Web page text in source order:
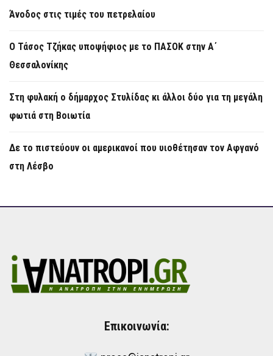
Άνοδος στις τιμές του πετρελαίου
Ο Τάσος Τζήκας υποψήφιος με το ΠΑΣΟΚ στην Α΄
Θεσσαλονίκης
Στη φυλακή ο δήμαρχος Στυλίδας κι άλλοι δύο για τη μεγάλη
φωτιά στη Βοιωτία
Δε το πιστεύουν οι αμερικανοί που υιοθέτησαν τον Αφγανό
στη Λέσβο
Επικοινωνία: